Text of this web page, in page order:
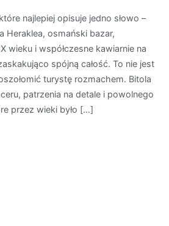
najlepiej opisuje jedno słowo –
osmański bazar,
wieku i współczesne kawiarnie na
spójną całość. To nie jest
turystę rozmachem. Bitola
patrzenia na detale i powolnego
przez wieki było […]